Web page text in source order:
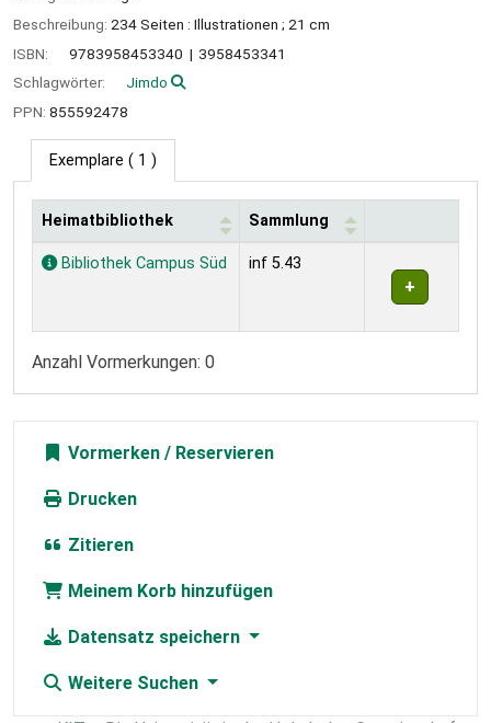
Beschreibung: 234 Seiten : Illustrationen ; 21 cm
ISBN:
9783958453340
3958453341
Schlagwörter:
Jimdo
PPN: 855592478
Exemplare ( 1 )
Exemplare
Heimatbibliothek Sammlung
Bibliothek Campus Süd inf 5.43
Anzahl Vormerkungen: 0
Vormerken
Drucken
Zitieren
Meinem Korb hinzufügen
Datensatz speichern
Weitere Suchen